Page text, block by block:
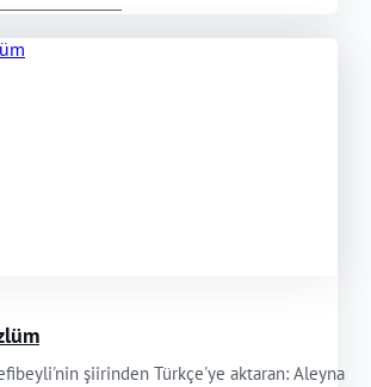
şiirinden Türkçe'ye aktaran: Aleyna